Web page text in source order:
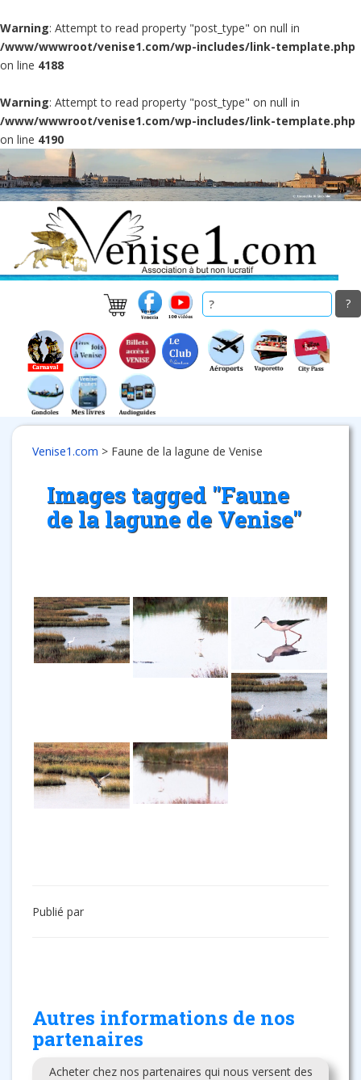
Warning: Attempt to read property "post_type" on null in
/www/wwwroot/venise1.com/wp-includes/link-template.php
on line 4188
Warning: Attempt to read property "post_type" on null in
/www/wwwroot/venise1.com/wp-includes/link-template.php
on line 4190
to
main
Venise1.com > Faune de la lagune de Venise
Images tagged "Faune
de la lagune de Venise"
Publié par
Autres informations de nos
partenaires
Acheter chez nos partenaires qui nous versent des